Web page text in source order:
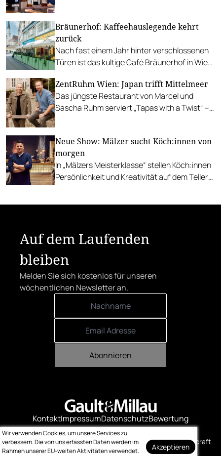
japanischen Premium-Whiskies aufzeigen.
Bräunerhof: Kaffeehauslegende kehrt
zurück
Nach fast einem Jahr hinter verschlossenen
Türen ist das kultige Café Bräunerhof in Wien
ZentRuhm Wien: Japan trifft Mittelmeer
Das jüngste Restaurant von Marcel und
Sascha Ruhm serviert „Tapas with a Twist“ –
Neue Show: Mälzer sucht Köch:innen von
morgen
In „Mälzers Meisterklasse“ stellen Köch:innen
Persönlichkeit und Kreativität auf dem Teller
Auf dem Laufenden
bleiben
Melden Sie sich kostenlos für unseren
wöchentlichen Newsletter an.
Abonnieren
KontaktImpressumDatenschutzBewertung
Logo-Downloads
© Gault & Millau Made with ❤️ by bitcraft
Wir verwenden Cookies, um unsere Services zu
verbessern. Die von uns erfassten Daten werden im
Rahmen unserer EU-weiten Aktivitäten verwendet.
Akzeptieren